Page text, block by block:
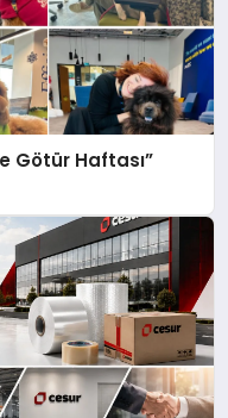
Götür Haftası”